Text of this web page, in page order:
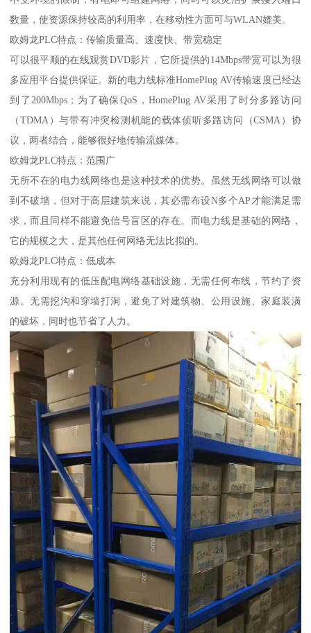
数量，使资源保持较高的利用率，在移动性方面可与WLAN媲美。
欧姆龙PLC特点：传输质量高、速度快、带宽稳定
可以很平顺的在线观赏DVD影片，它所提供的14Mbps带宽可以为很
多应用平台提供保证。新的电力线标准HomePlug AV传输速度已经达
到了200Mbps；为了确保QoS，HomePlug AV采用了时分多路访问
（TDMA）与带有冲突检测机能的载体侦听多路访问（CSMA）协
议，两者结合，能够很好地传输流媒体。
欧姆龙PLC特点：范围广
无所不在的电力线网络也是这种技术的优势。虽然无线网络可以做
到不破墙，但对于高层建筑来说，其必需布设N多个AP才能满足需
求，而且同样不能避免信号盲区的存在。而电力线是基础的网络，
它的规模之大，是其他任何网络无法比拟的。
欧姆龙PLC特点：低成本
充分利用现有的低压配电网络基础设施，无需任何布线，节约了资
源。无需挖沟和穿墙打洞，避免了对建筑物、公用设施、家庭装潢
的破坏，同时也节省了人力。